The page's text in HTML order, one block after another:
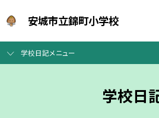
安城市立錦町小学校
学校日記メニュー
学校日